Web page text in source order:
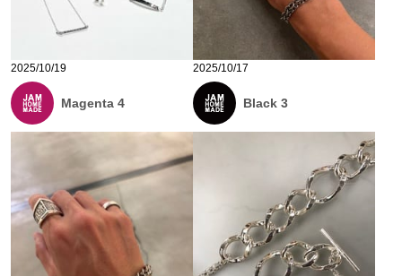
2025/10/19
Magenta 4
2025/10/17
Black 3